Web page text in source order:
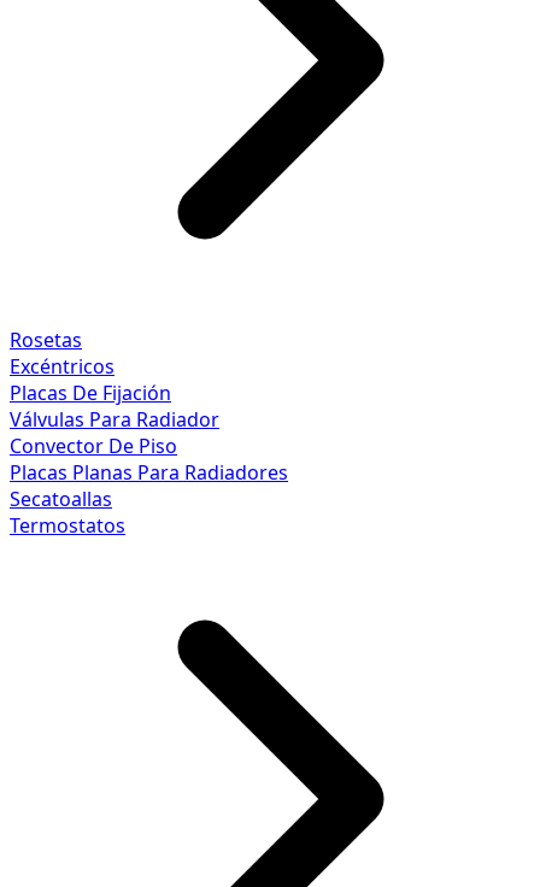
Rosetas
Excéntricos
Placas De Fijación
Válvulas Para Radiador
Convector De Piso
Placas Planas Para Radiadores
Secatoallas
Termostatos